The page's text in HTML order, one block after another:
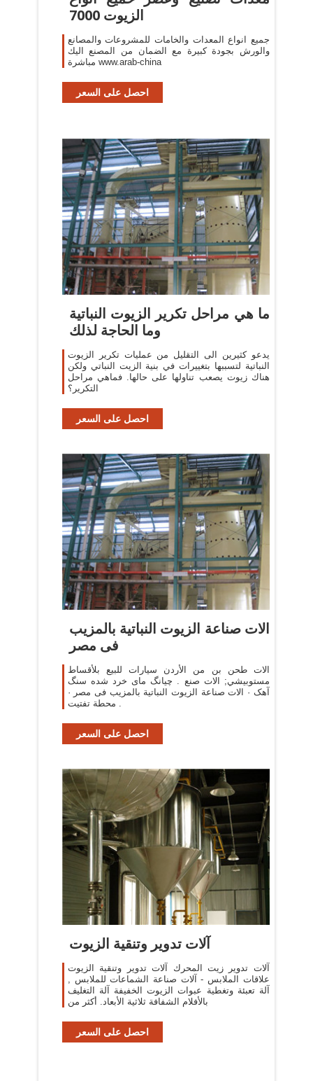
الزيوت 7000
جميع انواع المعدات والخامات للمشروعات والمصانع
والورش بجودة كبيرة مع الضمان من المصنع اليك
مباشرة www.arab-china
احصل على السعر
ما هي مراحل تكرير الزيوت النباتية
وما الحاجة لذلك
يدعو كثيرين الى التقليل من عمليات تكرير الزيوت
النباتية لتسببها بتغييرات في بنية الزيت النباتي ولكن
هناك زيوت يصعب تناولها على حالها. فماهي مراحل
التكرير؟
احصل على السعر
الات صناعة الزيوت النباتية بالمزيب
فى مصر
الات طحن بن من الأردن سيارات للبيع بلأقساط‎
آهک · الات صناعة الزيوت النباتية بالمزيب فى مصر ·
محطة تفتيت .
احصل على السعر
آلات تدوير وتنقية الزيوت
آلات تدوير زيت المحرك آلات تدوير وتنقية الزيوت
علاقات الملابس - آلات صناعة الشماعات للملابس ,
آلة تعبئة وتغطية عبوات الزيوت الخفيفة آلة التغليف
بالأفلام الشفافة ثلاثية الأبعاد. أكثر من
احصل على السعر